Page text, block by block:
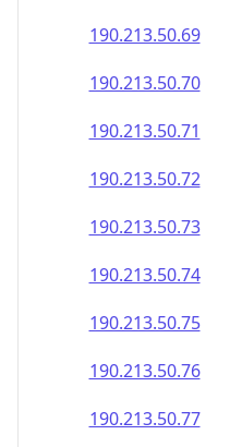
190.213.50.69
190.213.50.70
190.213.50.71
190.213.50.72
190.213.50.73
190.213.50.74
190.213.50.75
190.213.50.76
190.213.50.77